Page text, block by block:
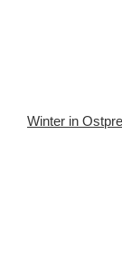
Winter in